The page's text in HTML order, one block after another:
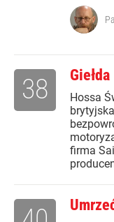
Giełda
Hossa
firma
38